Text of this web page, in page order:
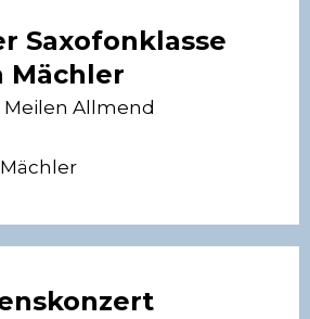
Saxofonklasse
Mächler
Allmend